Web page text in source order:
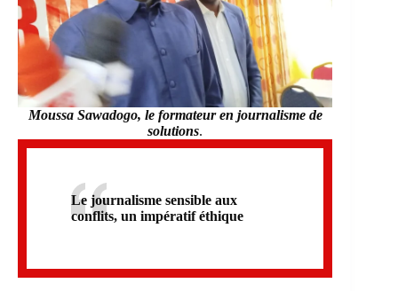
Moussa Sawadogo, le formateur en journalisme de
solutions.
Le journalisme sensible aux
conflits, un impératif éthique